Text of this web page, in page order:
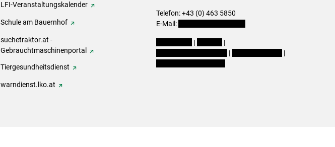
LFI-Veranstaltungskalender
Schule am Bauernhof
suchetraktor.at -
Gebrauchtmaschinenportal
Tiergesundheitsdienst
warndienst.lko.at
Telefon: +43 (0) 463 5850
E-Mail:
|
|
|
|